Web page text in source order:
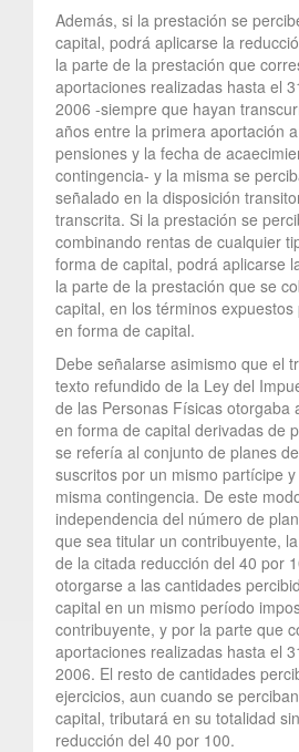
Además, si la prestación se
capital, podrá aplicarse la
la parte de la prestación que
aportaciones realizadas hasta el
2006 -siempre que hayan
años entre la primera aportación
pensiones y la fecha de
contingencia- y la misma se
señalado en la disposición
transcrita. Si la prestación se
combinando rentas de cualquier
forma de capital, podrá aplicarse
la parte de la prestación que se
capital, en los términos
en forma de capital.
Debe señalarse asimismo que el
texto refundido de la Ley del
de las Personas Físicas otorgaba
en forma de capital derivadas de
se refería al conjunto de planes
suscritos por un mismo partícipe
misma contingencia. De este
independencia del número de
que sea titular un contribuyente,
de la citada reducción del 40 por
otorgarse a las cantidades
capital en un mismo período
contribuyente, y por la parte que
aportaciones realizadas hasta el
2006. El resto de cantidades
ejercicios, aun cuando se
capital, tributará en su totalidad
reducción del 40 por 100.